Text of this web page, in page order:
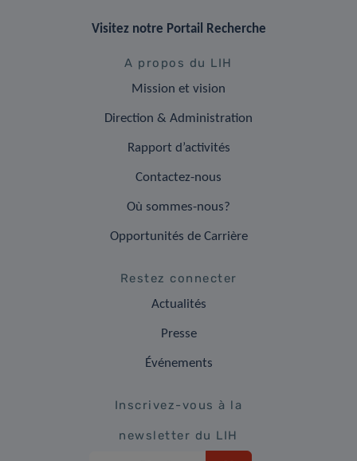
Visitez notre Portail Recherche
A propos du LIH
Mission et vision
Direction & Administration
Rapport d’activités
Contactez-nous
Où sommes-nous?
Opportunités de Carrière
Restez connecter
Actualités
Presse
Événements
Inscrivez-vous à la
newsletter du LIH